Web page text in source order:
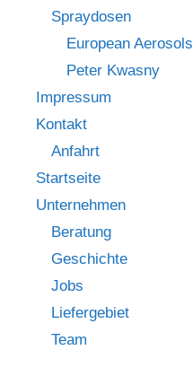
Spraydosen
European Aerosols
Peter Kwasny
Impressum
Kontakt
Anfahrt
Startseite
Unternehmen
Beratung
Geschichte
Jobs
Liefergebiet
Team